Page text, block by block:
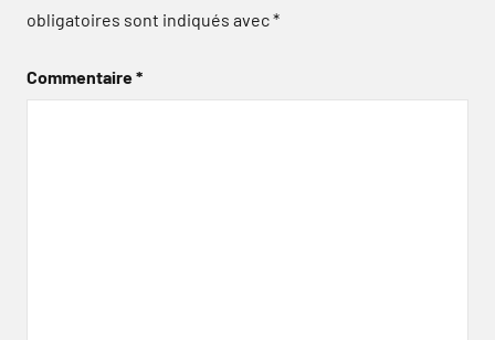
obligatoires sont indiqués avec*
Commentaire*